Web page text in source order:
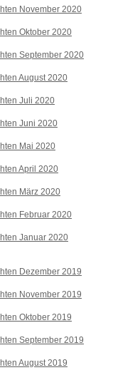
November 2020
Oktober 2020
September 2020
August 2020
Juli 2020
Juni 2020
Mai 2020
April 2020
März 2020
Februar 2020
Januar 2020
Dezember 2019
November 2019
Oktober 2019
September 2019
August 2019